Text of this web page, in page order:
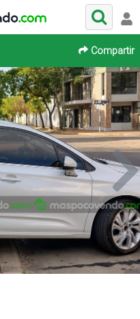
Compartir